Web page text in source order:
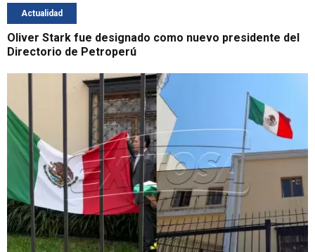
Actualidad
Oliver Stark fue designado como nuevo presidente del
Directorio de Petroperú